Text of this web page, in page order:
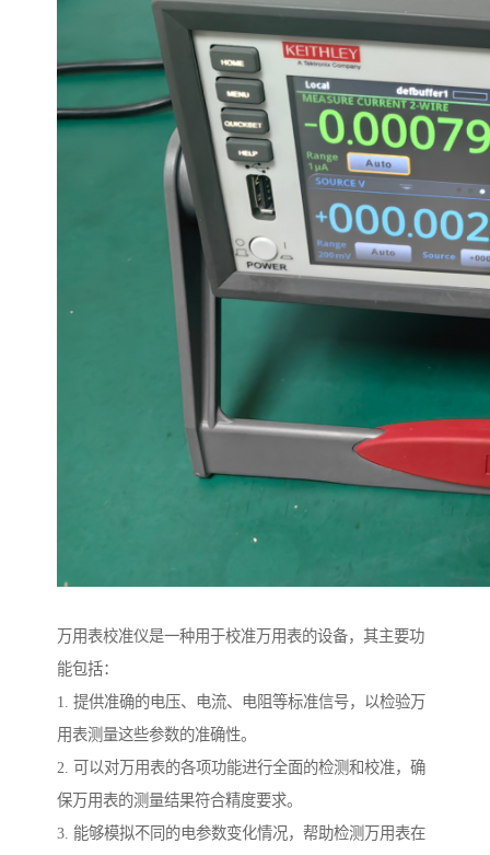
万用表校准仪是一种用于校准万用表的设备，其主要功
能包括：
1. 提供准确的电压、电流、电阻等标准信号，以检验万
用表测量这些参数的准确性。
2. 可以对万用表的各项功能进行全面的检测和校准，确
保万用表的测量结果符合精度要求。
3. 能够模拟不同的电参数变化情况，帮助检测万用表在